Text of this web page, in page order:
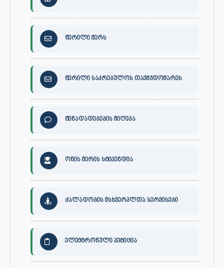
წერილი მერს
წერილი საკრებულოს თავმჯდომარეს
წინადადებების მიღება
ონის მერის სტიპენდია
ძალადობის მსხვერპლთა სერვისები
ელექტრონული პეტიცია